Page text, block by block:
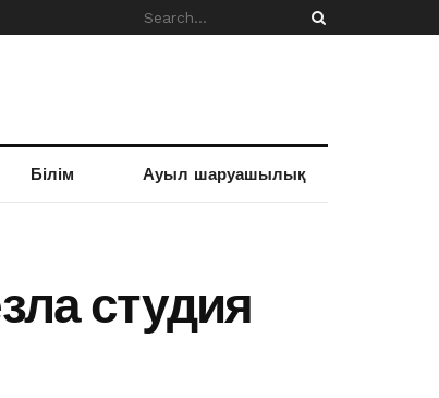
Білім Ауыл шаруашылық
студия